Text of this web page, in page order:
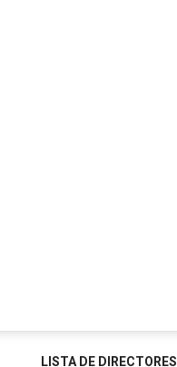
LISTA DE DIRECTORES